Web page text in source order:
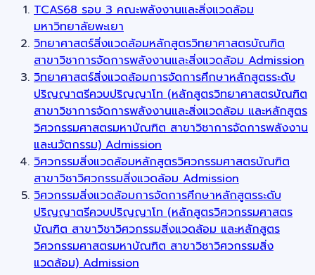
TCAS68 รอบ 3 คณะพลังงานและสิ่งแวดล้อม
มหาวิทยาลัยพะเยา
วิทยาศาสตร์สิ่งแวดล้อมหลักสูตรวิทยาศาสตรบัณฑิต
สาขาวิชาการจัดการพลังงานและสิ่งแวดล้อม Admission
วิทยาศาสตร์สิ่งแวดล้อมการจัดการศึกษาหลักสูตรระดับ
ปริญญาตรีควบปริญญาโท (หลักสูตรวิทยาศาสตรบัณฑิต
สาขาวิชาการจัดการพลังงานและสิ่งแวดล้อม และหลักสูตร
วิศวกรรมศาสตรมหาบัณฑิต สาขาวิชาการจัดการพลังงาน
และนวัตกรรม) Admission
วิศวกรรมสิ่งแวดล้อมหลักสูตรวิศวกรรมศาสตรบัณฑิต
สาขาวิชาวิศวกรรมสิ่งแวดล้อม Admission
วิศวกรรมสิ่งแวดล้อมการจัดการศึกษาหลักสูตรระดับ
ปริญญาตรีควบปริญญาโท (หลักสูตรวิศวกรรมศาสตร
บัณฑิต สาขาวิชาวิศวกรรมสิ่งแวดล้อม และหลักสูตร
วิศวกรรมศาสตรมหาบัณฑิต สาขาวิชาวิศวกรรมสิ่ง
แวดล้อม) Admission